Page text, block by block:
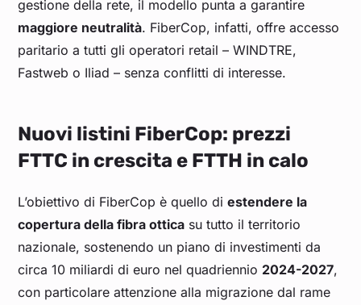
gestione della rete, il modello punta a garantire
maggiore neutralità. FiberCop, infatti, offre accesso
paritario a tutti gli operatori retail – WINDTRE,
Fastweb o Iliad – senza conflitti di interesse.
Nuovi listini FiberCop: prezzi
FTTC in crescita e FTTH in calo
L’obiettivo di FiberCop è quello diestendere la
copertura della fibra ottica su tutto il territorio
nazionale, sostenendo un piano di investimenti da
circa 10 miliardi di euro nel quadriennio 2024-2027,
con particolare attenzione alla migrazione dal rame